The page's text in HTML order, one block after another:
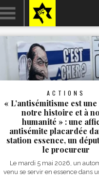
ACTIONS
« L’antisémitisme est
notre histoire et à
humanité » : une
antisémite placardée
station essence, un
le procureur
Le mardi 5 mai 2026, un
venu se servir en essence dans